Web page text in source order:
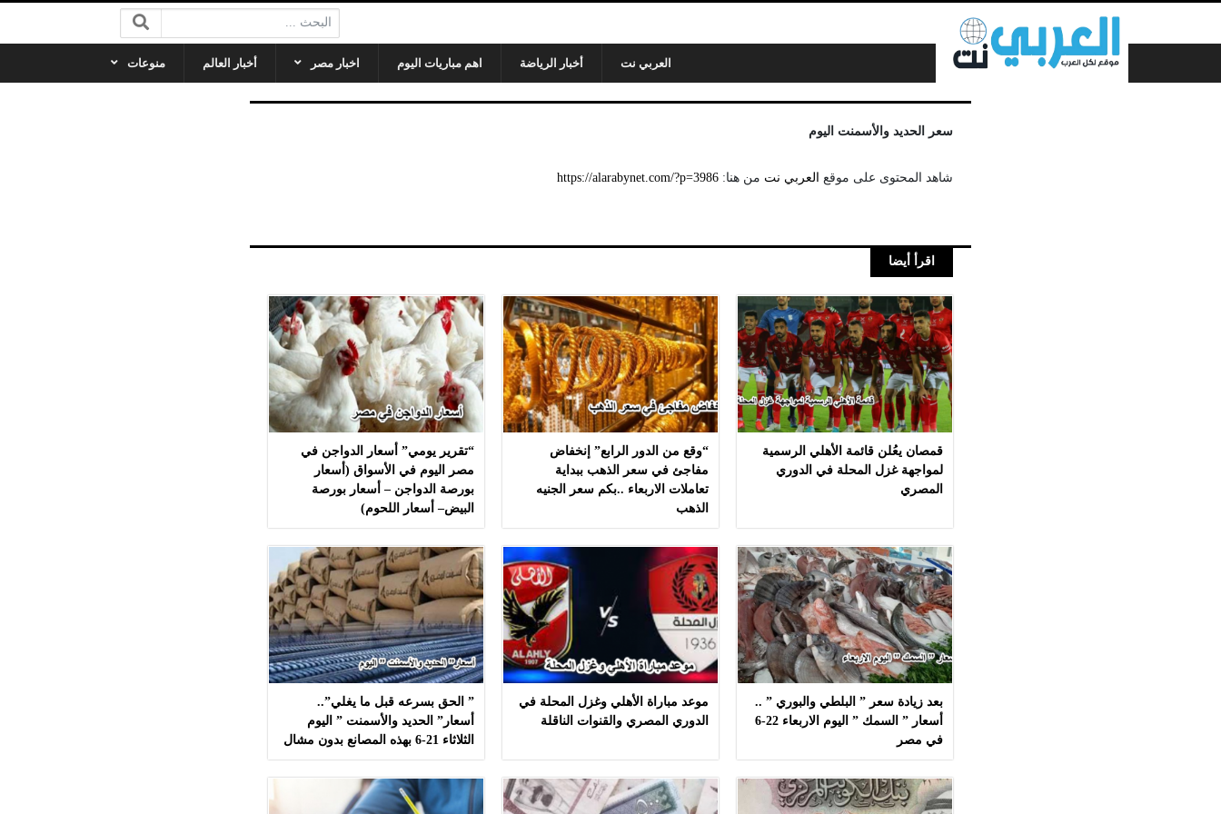
البحث:
العربي نت أخبار الرياضة اهم مباريات اليوم اخبار مصر أخبار العالم منوعات
سعر الحديد والأسمنت اليوم
شاهد المحتوى على موقع العربي نت من هنا: https://alarabynet.com/?p=3986
اقرأ أيضا
قمصان يعُلن قائمة الأهلي الرسمية
لمواجهة غزل المحلة في الدوري
المصري
“وقع من الدور الرابع” إنخفاض
مفاجئ في سعر الذهب ببداية
تعاملات الاربعاء ..بكم سعر الجنيه
الذهب
“تقرير يومي” أسعار الدواجن في
مصر اليوم في الأسواق (أسعار
بورصة الدواجن – أسعار بورصة
البيض– أسعار اللحوم)
بعد زيادة سعر ” البلطي والبوري ” ..
أسعار ” السمك ” اليوم الاربعاء 22-6
في مصر
موعد مباراة الأهلي وغزل المحلة في
الدوري المصري والقنوات الناقلة
” الحق بسرعه قبل ما يغلي”..
أسعار” الحديد والأسمنت ” اليوم
الثلاثاء 21-6 بهذه المصانع بدون مشال